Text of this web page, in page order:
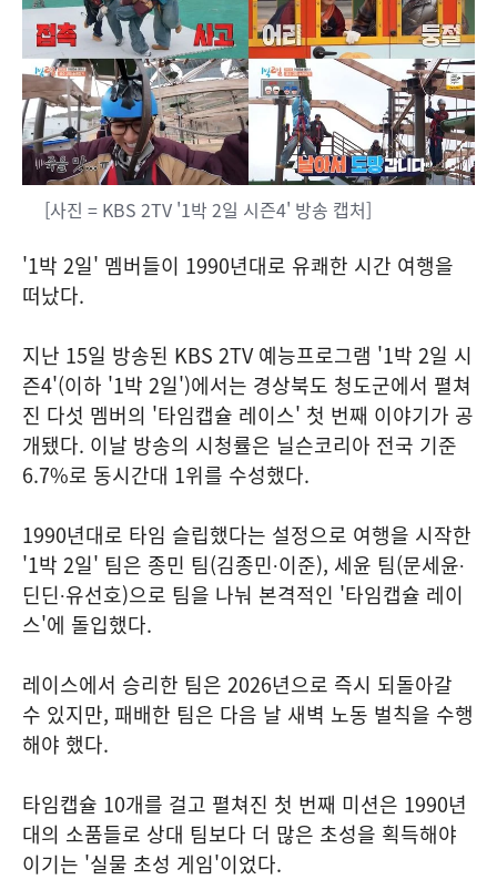
[사진 = KBS 2TV '1박 2일 시즌4' 방송 캡처]
'1박 2일' 멤버들이 1990년대로 유쾌한 시간 여행을
떠났다.
지난 15일 방송된 KBS 2TV 예능프로그램 '1박 2일 시
즌4'(이하 '1박 2일')에서는 경상북도 청도군에서 펼쳐
진 다섯 멤버의 '타임캡슐 레이스' 첫 번째 이야기가 공
개됐다. 이날 방송의 시청률은 닐슨코리아 전국 기준
6.7%로 동시간대 1위를 수성했다.
1990년대로 타임 슬립했다는 설정으로 여행을 시작한
'1박 2일' 팀은 종민 팀(김종민∙이준), 세윤 팀(문세윤∙
딘딘∙유선호)으로 팀을 나눠 본격적인 '타임캡슐 레이
스'에 돌입했다.
레이스에서 승리한 팀은 2026년으로 즉시 되돌아갈
수 있지만, 패배한 팀은 다음 날 새벽 노동 벌칙을 수행
해야 했다.
타임캡슐 10개를 걸고 펼쳐진 첫 번째 미션은 1990년
대의 소품들로 상대 팀보다 더 많은 초성을 획득해야
이기는 '실물 초성 게임'이었다.